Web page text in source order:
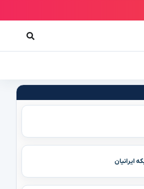
ایرانیان